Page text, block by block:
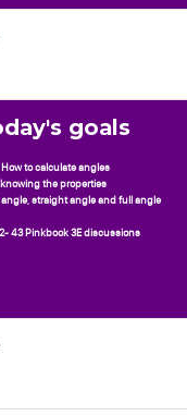
goals
to calculate angles
knowing the properties
straight angle and full angle
43 Pinkbook 3E discussions